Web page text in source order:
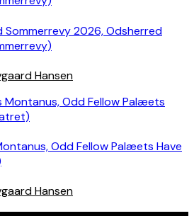
Sommerrevy 2026, Odsherred
Hansen
Odd Fellow Palæets Have
Hansen